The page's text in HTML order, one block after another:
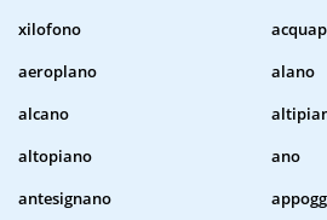
xilofono
aeroplano
alano
alcano
altopiano
ano
antesignano